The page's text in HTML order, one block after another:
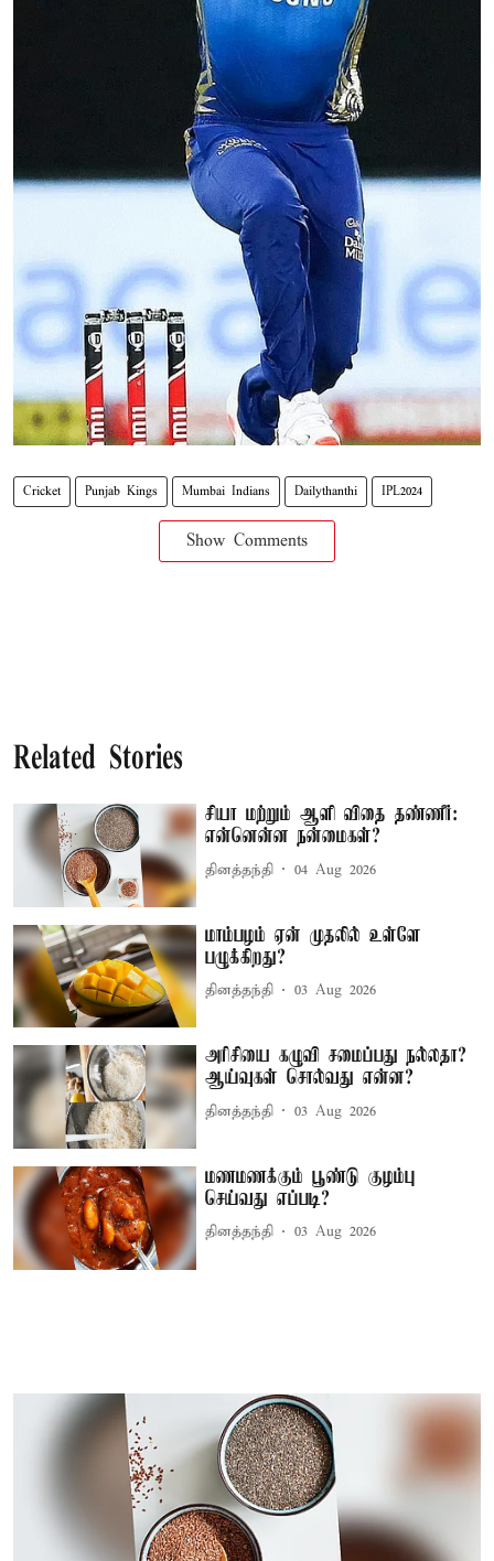
Cricket Punjab Kings Mumbai Indians Dailythanthi IPL2024
Show Comments
Related Stories
சியா மற்றும் ஆளி விதை தண்ணீர்:
என்னென்ன நன்மைகள்?
தினத்தந்தி 04 Aug 2026
மாம்பழம் ஏன் முதலில் உள்ளே
பழுக்கிறது?
தினத்தந்தி 03 Aug 2026
அரிசியை கழுவி சமைப்பது நல்லதா?
ஆய்வுகள் சொல்வது என்ன?
தினத்தந்தி 03 Aug 2026
மணமணக்கும் பூண்டு குழம்பு
செய்வது எப்படி?
தினத்தந்தி 03 Aug 2026